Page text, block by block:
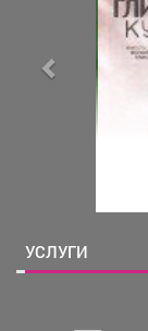
УСЛУГИ